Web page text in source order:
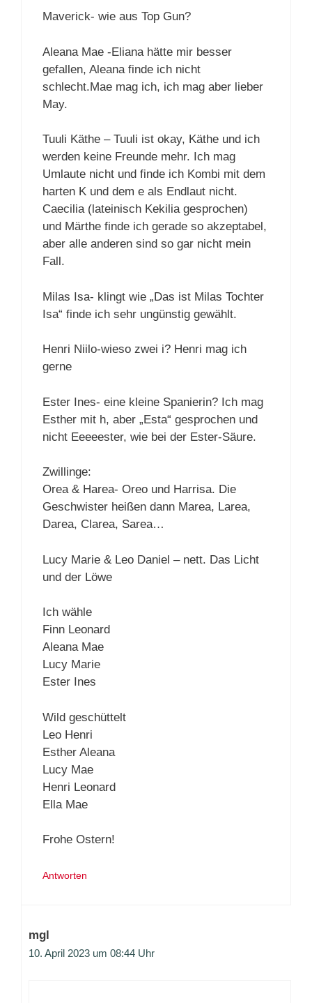
Maverick- wie aus Top Gun?
Aleana Mae -Eliana hätte mir besser
gefallen, Aleana finde ich nicht
schlecht.Mae mag ich, ich mag aber lieber
May.
Tuuli Käthe – Tuuli ist okay, Käthe und ich
werden keine Freunde mehr. Ich mag
Umlaute nicht und finde ich Kombi mit dem
harten K und dem e als Endlaut nicht.
Caecilia (lateinisch Kekilia gesprochen)
und Märthe finde ich gerade so akzeptabel,
aber alle anderen sind so gar nicht mein
Fall.
Milas Isa- klingt wie „Das ist Milas Tochter
Isa“ finde ich sehr ungünstig gewählt.
Henri Niilo-wieso zwei i? Henri mag ich
gerne
Ester Ines- eine kleine Spanierin? Ich mag
Esther mit h, aber „Esta“ gesprochen und
nicht Eeeeester, wie bei der Ester-Säure.
Zwillinge:
Orea & Harea- Oreo und Harrisa. Die
Geschwister heißen dann Marea, Larea,
Darea, Clarea, Sarea…
Lucy Marie & Leo Daniel – nett. Das Licht
und der Löwe
Ich wähle
Finn Leonard
Aleana Mae
Lucy Marie
Ester Ines
Wild geschüttelt
Leo Henri
Esther Aleana
Lucy Mae
Henri Leonard
Ella Mae
Frohe Ostern!
Antworten
mgl
10. April 2023 um 08:44 Uhr